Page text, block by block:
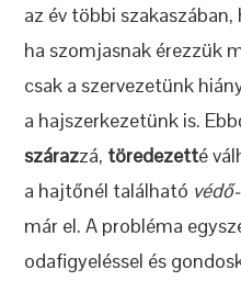
az év többi
ha szomjasnak érezzük
csak a szervezetünk
a hajszerkezetünk is.
szárazzá, töredezetté
a hajtőnél található
már el. A probléma
odafigyeléssel és